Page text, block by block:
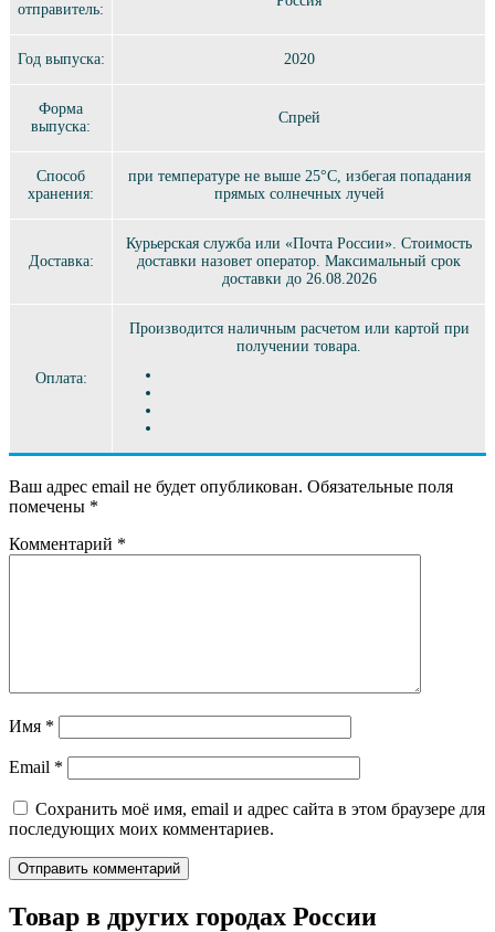
отправитель:
Год выпуска: 2020
Форма
выпуска:
Спрей
Способ
хранения:
при температуре не выше 25°C, избегая попадания
прямых солнечных лучей
Доставка:
Курьерская служба или «Почта России». Стоимость
доставки назовет оператор. Максимальный срок
доставки до 26.08.2026
Оплата:
Производится наличным расчетом или картой при
получении товара.
Ваш адрес email не будет опубликован. Обязательные поля
помечены *
Комментарий *
Имя *
Email *
Сохранить моё имя, email и адрес сайта в этом браузере для
последующих моих комментариев.
Товар в других городах России